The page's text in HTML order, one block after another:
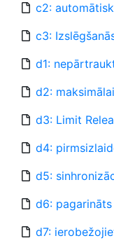
c2:
c3:
d1:
d2:
d3: Limit
d4:
d5:
d6:
d7: